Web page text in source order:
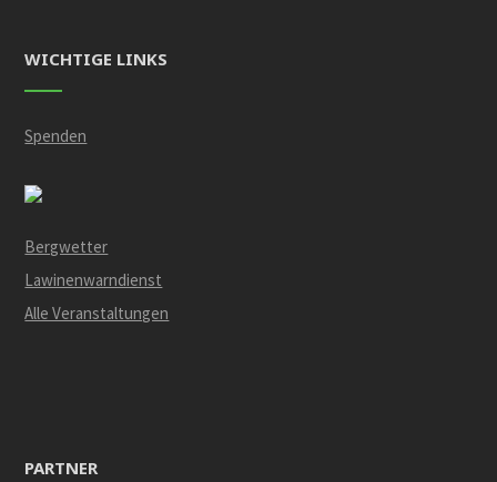
WICHTIGE LINKS
Spenden
Bergwetter
Lawinenwarndienst
Alle Veranstaltungen
PARTNER